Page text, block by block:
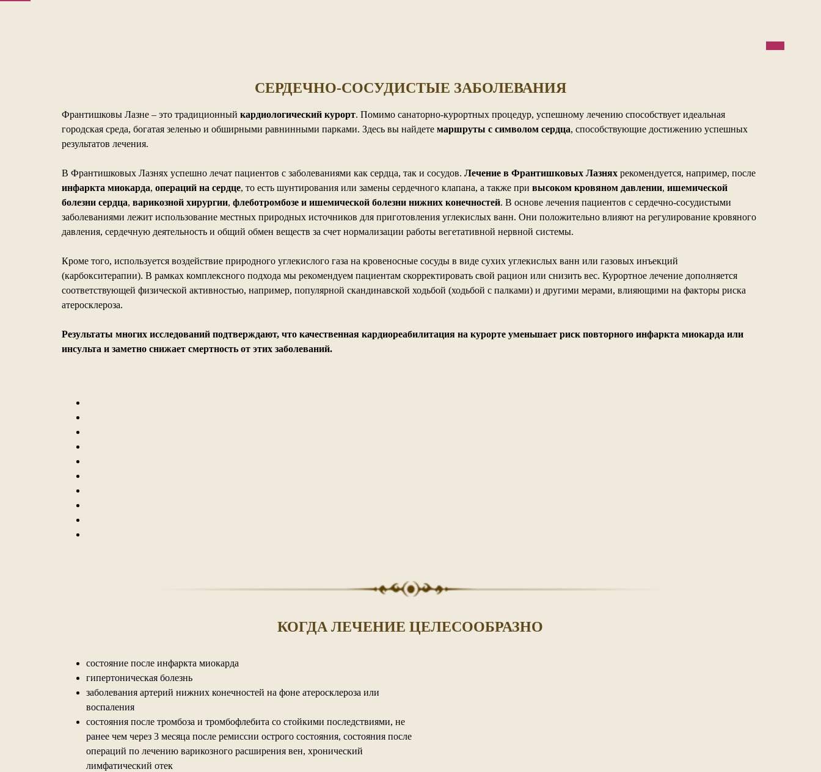
СЕРДЕЧНО-СОСУДИСТЫЕ ЗАБОЛЕВАНИЯ
Франтишковы Лазне – это традиционный кардиологический курорт. Помимо санаторно-курортных процедур, успешному лечению способствует идеальная
городская среда, богатая зеленью и обширными равнинными парками. Здесь вы найдете маршруты с символом сердца, способствующие достижению успешных
результатов лечения.
В Франтишковых Лазнях успешно лечат пациентов с заболеваниями как сердца, так и сосудов. Лечение в Франтишковых Лазняхрекомендуется, например, после
инфаркта миокарда, операций на сердце, то есть шунтирования или замены сердечного клапана, а также при высоком кровяном давлении, ишемической
болезни сердца, варикозной хирургии, флеботромбозе и ишемической болезни нижних конечностей. В основе лечения пациентов с сердечно-сосудистыми
заболеваниями лежит использование местных природных источников для приготовления углекислых ванн. Они положительно влияют на регулирование кровяного
давления, сердечную деятельность и общий обмен веществ за счет нормализации работы вегетативной нервной системы.
Кроме того, используется воздействие природного углекислого газа на кровеносные сосуды в виде сухих углекислых ванн или газовых инъекций
(карбокситерапии). В рамках комплексного подхода мы рекомендуем пациентам скорректировать свой рацион или снизить вес. Курортное лечение дополняется
соответствующей физической активностью, например, популярной скандинавской ходьбой (ходьбой с палками) и другими мерами, влияющими на факторы риска
атеросклероза.
Результаты многих исследований подтверждают, что качественная кардиореабилитация на курорте уменьшает риск повторного инфаркта миокарда или
инсульта и заметно снижает смертность от этих заболеваний.
КОГДА ЛЕЧЕНИЕ ЦЕЛЕСООБРАЗНО
состояние после инфаркта миокарда
гипертоническая болезнь
заболевания артерий нижних конечностей на фоне атеросклероза или
воспаления
состояния после тромбоза и тромбофлебита со стойкими последствиями, не
ранее чем через 3 месяца после ремиссии острого состояния, состояния после
операций по лечению варикозного расширения вен, хронический
лимфатический отек